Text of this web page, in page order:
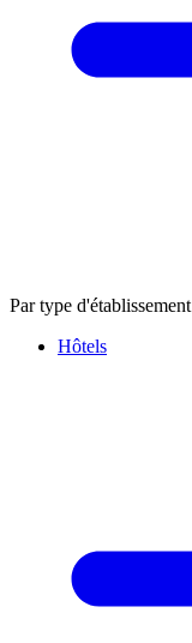
Par type d'établissement
Hôtels